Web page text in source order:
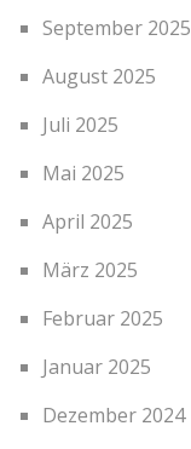
September 2025
August 2025
Juli 2025
Mai 2025
April 2025
März 2025
Februar 2025
Januar 2025
Dezember 2024